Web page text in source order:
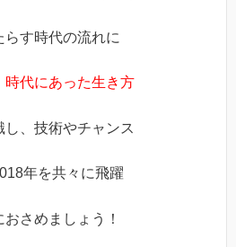
す時代の流れに
時代にあった生き方
し、技術やチャンス
年を共々に飛躍
さめましょう！